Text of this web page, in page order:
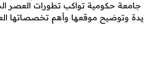
جامعة حكومية تواكب تطورات العصر
وتوضيح موقعها وأهم تخصصاتها